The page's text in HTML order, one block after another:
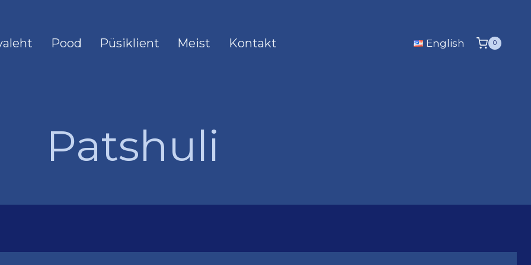
Pood Püsiklient Meist Kontakt English 0
Patshuli